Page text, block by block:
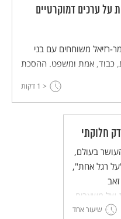
על ערכים דמוקרטיים
רזיאל משוחחים עם בני
כבוד, אמת ומשפט. ההסכת
בחטיבת הביניים במקצועות
חמישה עשר פרקים באורך
< 1 דקות
חלוקתי
בעולם,
רגל אחת",
של משאבים.
שיעור אחד